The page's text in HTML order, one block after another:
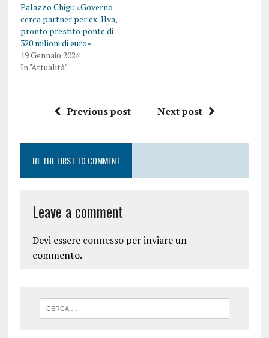
Palazzo Chigi: «Governo
cerca partner per ex-Ilva,
pronto prestito ponte di
320 milioni di euro»
19 Gennaio 2024
In "Attualità"
Previous post Next post
BE THE FIRST TO COMMENT
Leave a comment
Devi essere connessoper inviare un
commento.